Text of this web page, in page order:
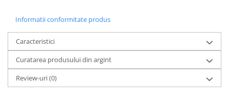
CHIQUE STRIPES GALBEN
CHIQUE GALBEN
Informatii conformitate produs
Caracteristici
Curatarea produsului din argint
Review-uri(0)